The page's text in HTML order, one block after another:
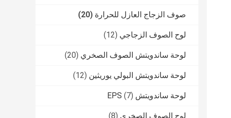
صوف الزجاج العازل للحرارة (20)
لوح الصوف الزجاجي (12)
لوحة ساندويتش الصوف الصخري (20)
لوحة ساندويتش البولي يوريثين (12)
لوحة ساندويتش EPS (7)
لوح الصوف الصخري (8)